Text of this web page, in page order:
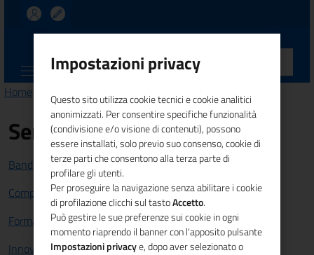
CALABRIA
Home >> Patrocinio non oneroso
Servizi
Bandi e Finanziamenti
Competitività sistema imprenditoriale
Formazione e lavoro
Innovazione
Impostazioni privacy
Questo sito utilizza cookie tecnici e cookie analitici
anonimizzati. Per consentire specifiche funzionalità
(condivisione e/o visione di contenuti), possono
essere installati, solo previo suo consenso, cookie di
terze parti che consentono alla terza parte di
profilare gli utenti.
Per proseguire la navigazione senza abilitare i cookie
di profilazione clicchi sul tastoAccetto.
Può gestire le sue preferenze sui cookie in ogni
momento riaprendo il banner con l'apposito pulsante
Impostazioni privacye, dopo aver selezionato o